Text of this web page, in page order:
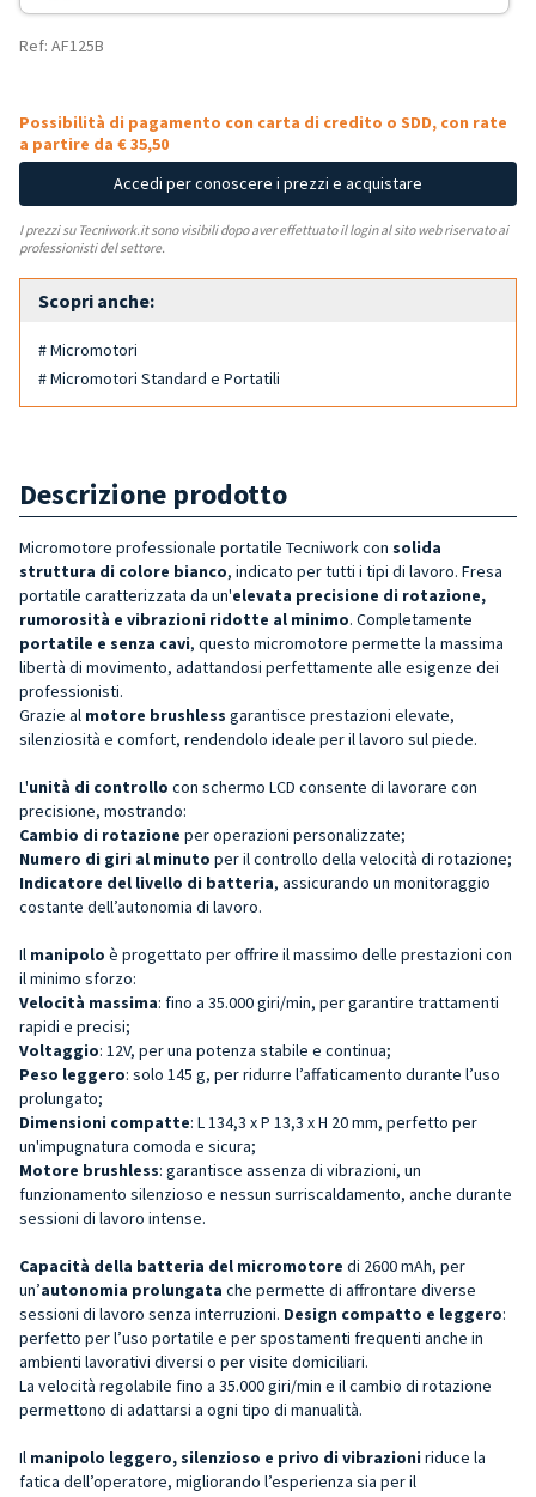
Ref: AF125B
Possibilità di pagamento con carta di credito o SDD, con rate
a partire da € 35,50
Accedi per conoscere i prezzi e acquistare
I prezzi su Tecniwork.it sono visibili dopo aver effettuato il login al sito web riservato ai
professionisti del settore.
Scopri anche:
# Micromotori
# Micromotori Standard e Portatili
Descrizione prodotto
Micromotore professionale portatile Tecniwork con solida
struttura di colore bianco, indicato per tutti i tipi di lavoro. Fresa
portatile caratterizzata da un'elevata precisione di rotazione,
rumorosità e vibrazioni ridotte al minimo. Completamente
portatile e senza cavi, questo micromotore permette la massima
libertà di movimento, adattandosi perfettamente alle esigenze dei
professionisti.
Grazie al motore brushless garantisce prestazioni elevate,
silenziosità e comfort, rendendolo ideale per il lavoro sul piede.
L'unità di controllo con schermo LCD consente di lavorare con
precisione, mostrando:
Cambio di rotazione per operazioni personalizzate;
Numero di giri al minuto per il controllo della velocità di rotazione;
Indicatore del livello di batteria, assicurando un monitoraggio
costante dell’autonomia di lavoro.
Il manipolo è progettato per offrire il massimo delle prestazioni con
il minimo sforzo:
Velocità massima: fino a 35.000 giri/min, per garantire trattamenti
rapidi e precisi;
Voltaggio: 12V, per una potenza stabile e continua;
Peso leggero: solo 145 g, per ridurre l’affaticamento durante l’uso
prolungato;
Dimensioni compatte: L 134,3 x P 13,3 x H 20 mm, perfetto per
un'impugnatura comoda e sicura;
Motore brushless: garantisce assenza di vibrazioni, un
funzionamento silenzioso e nessun surriscaldamento, anche durante
sessioni di lavoro intense.
Capacità della batteria del micromotore di 2600 mAh, per
un’autonomia prolungata che permette di affrontare diverse
sessioni di lavoro senza interruzioni. Design compatto e leggero:
perfetto per l’uso portatile e per spostamenti frequenti anche in
ambienti lavorativi diversi o per visite domiciliari.
La velocità regolabile fino a 35.000 giri/min e il cambio di rotazione
permettono di adattarsi a ogni tipo di manualità.
Il manipolo leggero, silenzioso e privo di vibrazioni riduce la
fatica dell’operatore, migliorando l’esperienza sia per il